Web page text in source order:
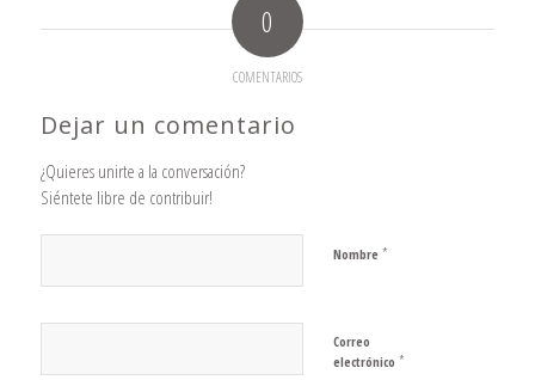
0
COMENTARIOS
Dejar un comentario
¿Quieres unirte a la conversación?
Siéntete libre de contribuir!
Nombre *
Correo
electrónico *